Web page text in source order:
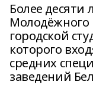
Более десяти
Молодёжного
городской
которого
средних
заведений